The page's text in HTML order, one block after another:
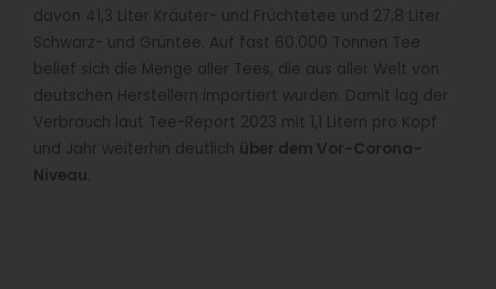
davon 41,3 Liter Kräuter- und Früchtetee und 27,8 Liter
Schwarz- und Grüntee. Auf fast 60.000 Tonnen Tee
belief sich die Menge aller Tees, die aus aller Welt von
deutschen Herstellern importiert wurden. Damit lag der
Verbrauch laut Tee-Report 2023 mit 1,1 Litern pro Kopf
und Jahr weiterhin deutlich über dem Vor-Corona-
Niveau